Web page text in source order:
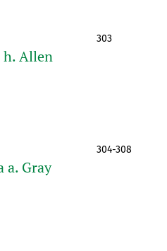
303
h. Allen
304-308
a. Gray